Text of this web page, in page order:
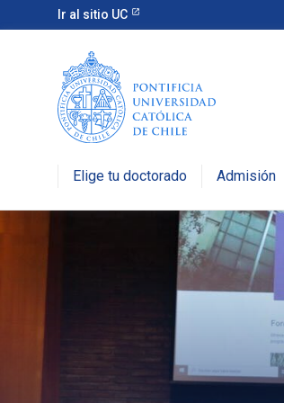
Ir al sitio UC
Elige tu doctorado Admisión